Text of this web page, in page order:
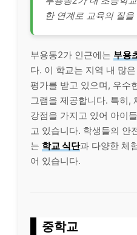
한 연계로 교육의 질
부용동2가 인근에는 부용
다. 이 학교는 지역 내 많
평가를 받고 있으며, 우수
그램을 제공합니다. 특히,
강점을 가지고 있어 아이
고 있습니다. 학생들의 안
는 학교 식단과 다양한 체
어 있습니다.
중학교